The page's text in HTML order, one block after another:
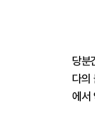
당분
다의
에